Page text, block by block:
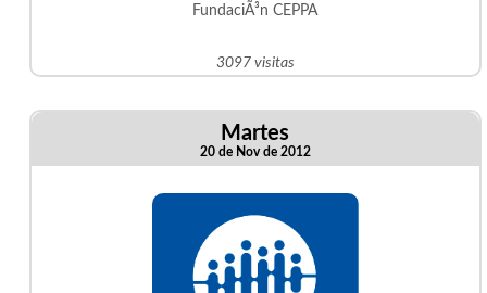
FundaciÃ³n CEPPA
3097 visitas
Martes
20 de Nov de 2012